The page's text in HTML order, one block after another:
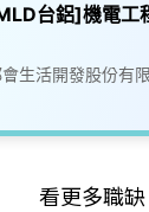
台鋁]機電工
生活開發股份有
看更多職缺